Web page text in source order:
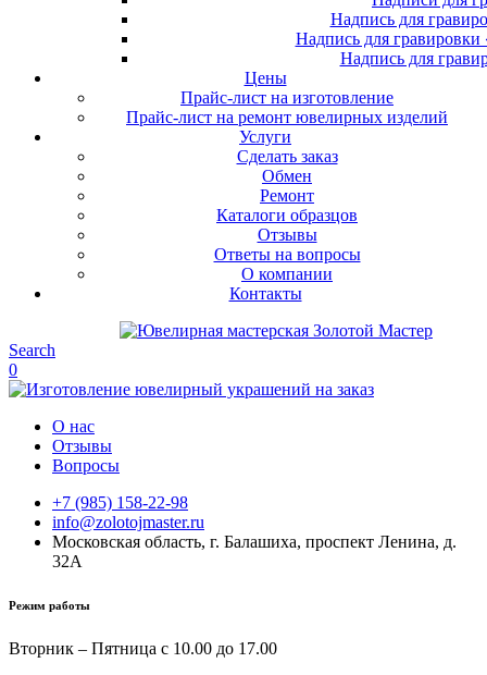
Надпись для
Надпись для
Надпись для
Цены
Прайс-лист на изготовление
Прайс-лист на ремонт ювелирных изделий
Услуги
Сделать заказ
Обмен
Ремонт
Каталоги образцов
Отзывы
Ответы на вопросы
О компании
Контакты
Search
0
О нас
Отзывы
Вопросы
+7 (985) 158-22-98
info@zolotojmaster.ru
Московская область, г. Балашиха, проспект Ленина, д.
32А
Режим работы
Вторник – Пятница с 10.00 до 17.00